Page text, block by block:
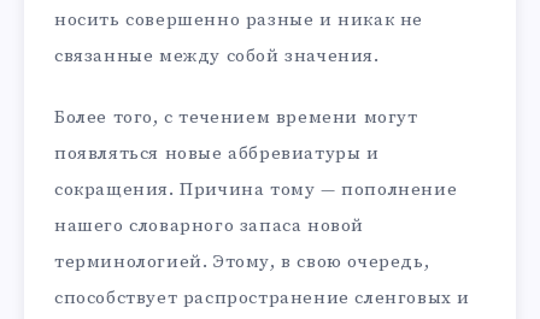
носить совершенно разные и никак не
связанные между собой значения.
Более того, с течением времени могут
появляться новые аббревиатуры и
сокращения. Причина тому — пополнение
нашего словарного запаса новой
терминологией. Этому, в свою очередь,
способствует распространение сленговых и